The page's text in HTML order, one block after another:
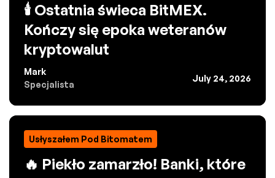
🕯️ Ostatnia świeca BitMEX.
Kończy się epoka weteranów
kryptowalut
Mark
Specjalista
July 24, 2026
Usłyszałem Pod Bitomatem
🔥 Piekło zamarzło! Banki, które